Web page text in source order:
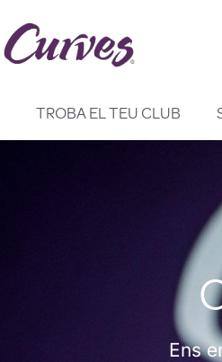
Vés
TROBA EL TEU CLUB
Ens